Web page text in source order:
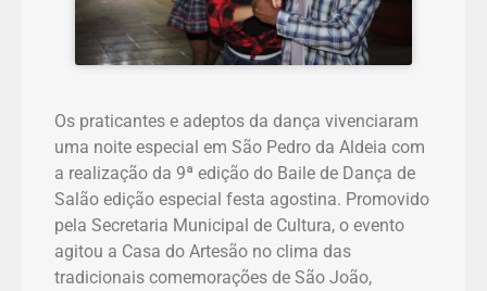
Os praticantes e adeptos da dança vivenciaram
uma noite especial em São Pedro da Aldeia com
a realização da 9ª edição do Baile de Dança de
Salão edição especial festa agostina. Promovido
pela Secretaria Municipal de Cultura, o evento
agitou a Casa do Artesão no clima das
tradicionais comemorações de São João,